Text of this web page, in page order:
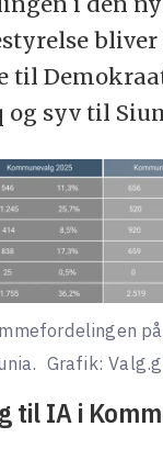
til
og syv til
Grafik:
til IA i